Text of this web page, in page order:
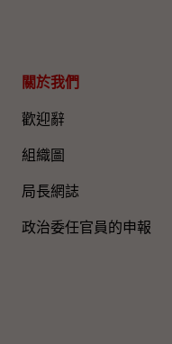
關於我們
歡迎辭
組織圖​
局長網誌
政治委任官員的申報